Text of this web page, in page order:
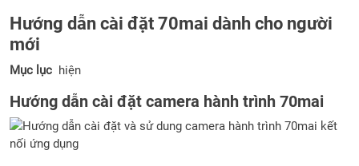
Hướng dẫn cài đặt 70mai dành cho người
mới
Mục lục hiện
Hướng dẫn cài đặt camera hành trình 70mai